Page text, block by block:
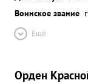
Воинское звание
Ещё
Орден